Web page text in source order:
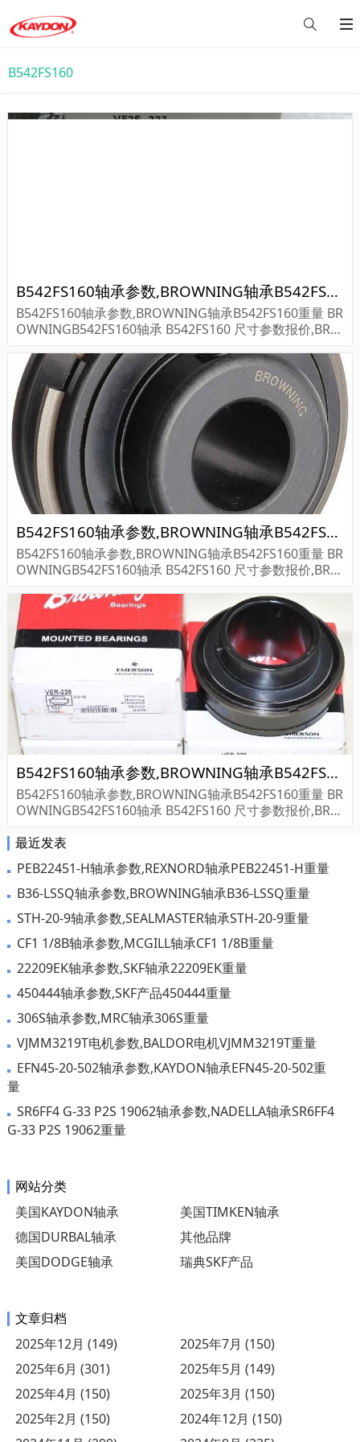
B542FS160
B542FS160轴承参数,BROWNING轴承B542FS160重量
B542FS160轴承参数,BROWNING轴承B542FS160重量 BR
OWNINGB542FS160轴承 B542FS160 尺寸参数报价,BRO
S160...
B542FS160轴承参数,BROWNING轴承B542FS160重量
B542FS160轴承参数,BROWNING轴承B542FS160重量 BR
OWNINGB542FS160轴承 B542FS160 尺寸参数报价,BRO
S160...
B542FS160轴承参数,BROWNING轴承B542FS160重量
B542FS160轴承参数,BROWNING轴承B542FS160重量 BR
OWNINGB542FS160轴承 B542FS160 尺寸参数报价,BRO
S160...
最近发表
PEB22451-H轴承参数,REXNORD轴承PEB22451-H重量
B36-LSSQ轴承参数,BROWNING轴承B36-LSSQ重量
STH-20-9轴承参数,SEALMASTER轴承STH-20-9重量
CF1 1/8B轴承参数,MCGILL轴承CF1 1/8B重量
22209EK轴承参数,SKF轴承22209EK重量
450444轴承参数,SKF产品450444重量
306S轴承参数,MRC轴承306S重量
VJMM3219T电机参数,BALDOR电机VJMM3219T重量
EFN45-20-502轴承参数,KAYDON轴承EFN45-20-502重
量
SR6FF4 G-33 P2S 19062轴承参数,NADELLA轴承SR6FF4
G-33 P2S 19062重量
网站分类
美国KAYDON轴承
美国TIMKEN轴承
德国DURBAL轴承
其他品牌
美国DODGE轴承
瑞典SKF产品
文章归档
2025年12月 (149)
2025年7月 (150)
2025年6月 (301)
2025年5月 (149)
2025年4月 (150)
2025年3月 (150)
2025年2月 (150)
2024年12月 (150)